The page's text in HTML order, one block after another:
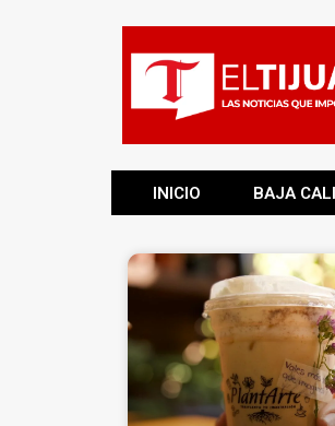
INICIO BAJA